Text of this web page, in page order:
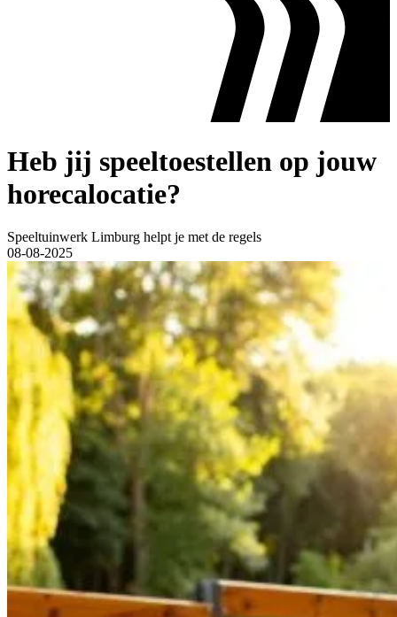
Heb jij speeltoestellen op jouw
horecalocatie?
Speeltuinwerk Limburg helpt je met de regels
08-08-2025